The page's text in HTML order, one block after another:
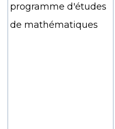
programme d'études
de mathématiques